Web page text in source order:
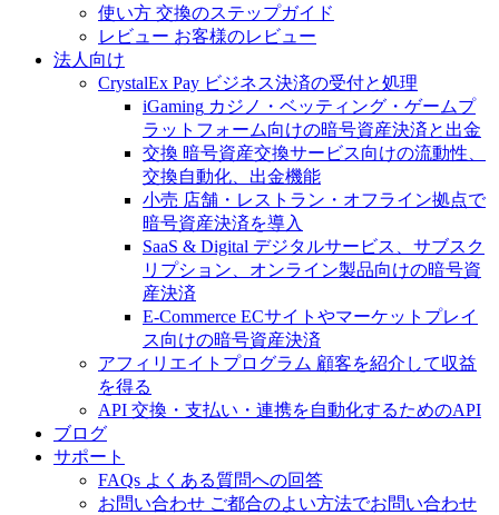
使い方 交換のステップガイド
レビュー お客様のレビュー
法人向け
CrystalEx Pay ビジネス決済の受付と処理
iGaming カジノ・ベッティング・ゲームプ
ラットフォーム向けの暗号資産決済と出金
交換 暗号資産交換サービス向けの流動性、
交換自動化、出金機能
小売 店舗・レストラン・オフライン拠点で
暗号資産決済を導入
SaaS & Digital デジタルサービス、サブスク
リプション、オンライン製品向けの暗号資
産決済
E-Commerce ECサイトやマーケットプレイ
ス向けの暗号資産決済
アフィリエイトプログラム 顧客を紹介して収益
を得る
API 交換・支払い・連携を自動化するためのAPI
ブログ
サポート
FAQs よくある質問への回答
お問い合わせ ご都合のよい方法でお問い合わせ